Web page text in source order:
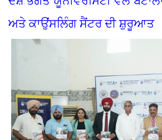
ਅਤੇ ਕਾਉਂਸਲਿੰਗ ਸੈਂਟਰ ਦੀ ਸ਼ੁਰੂਆਤ